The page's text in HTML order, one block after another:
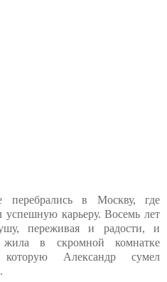
в Москву, где
успешную карьеру. Восемь лет
переживая и радости, и
жила в скромной комнатке
которую Александр сумел